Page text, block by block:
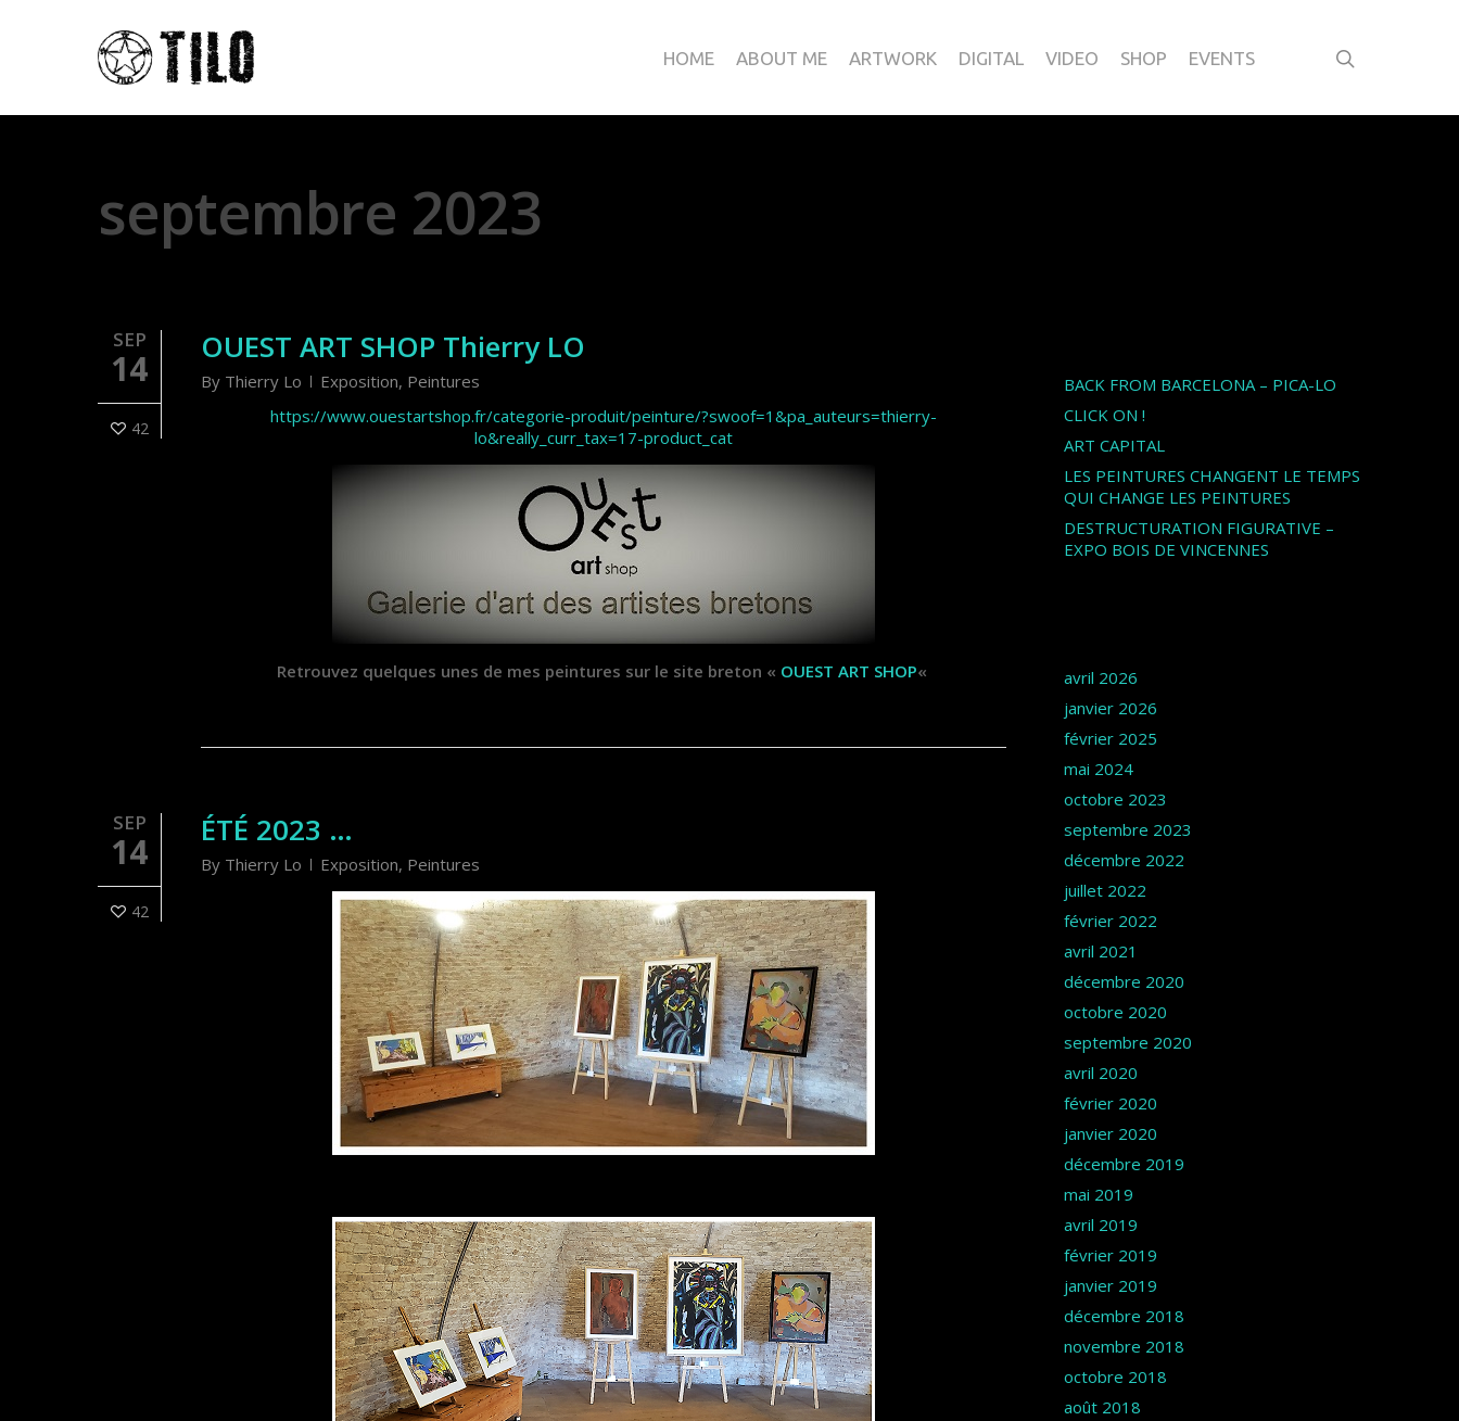
HOME ABOUT ME ARTWORK DIGITAL VIDEO SHOP EVENTS
septembre 2023
SEP
14
42
OUEST ART SHOP Thierry LO
By Thierry Lo Exposition, Peintures
https://www.ouestartshop.fr/categorie-produit/peinture/?swoof=1&pa_auteurs=thierry-
lo&really_curr_tax=17-product_cat
Retrouvez quelques unes de mes peintures sur le site breton « OUEST ART SHOP«
SEP
14
42
ÉTÉ 2023 …
By Thierry Lo Exposition, Peintures
BACK FROM BARCELONA – PICA-LO
CLICK ON !
ART CAPITAL
LES PEINTURES CHANGENT LE TEMPS
QUI CHANGE LES PEINTURES
DESTRUCTURATION FIGURATIVE –
EXPO BOIS DE VINCENNES
avril 2026
janvier 2026
février 2025
mai 2024
octobre 2023
septembre 2023
décembre 2022
juillet 2022
février 2022
avril 2021
décembre 2020
octobre 2020
septembre 2020
avril 2020
février 2020
janvier 2020
décembre 2019
mai 2019
avril 2019
février 2019
janvier 2019
décembre 2018
novembre 2018
octobre 2018
août 2018